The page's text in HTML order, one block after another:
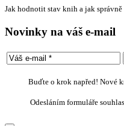
Jak hodnotit stav knih a jak
Novinky na váš e-mail
Buďte o krok napřed! Nové
Odesláním formuláře